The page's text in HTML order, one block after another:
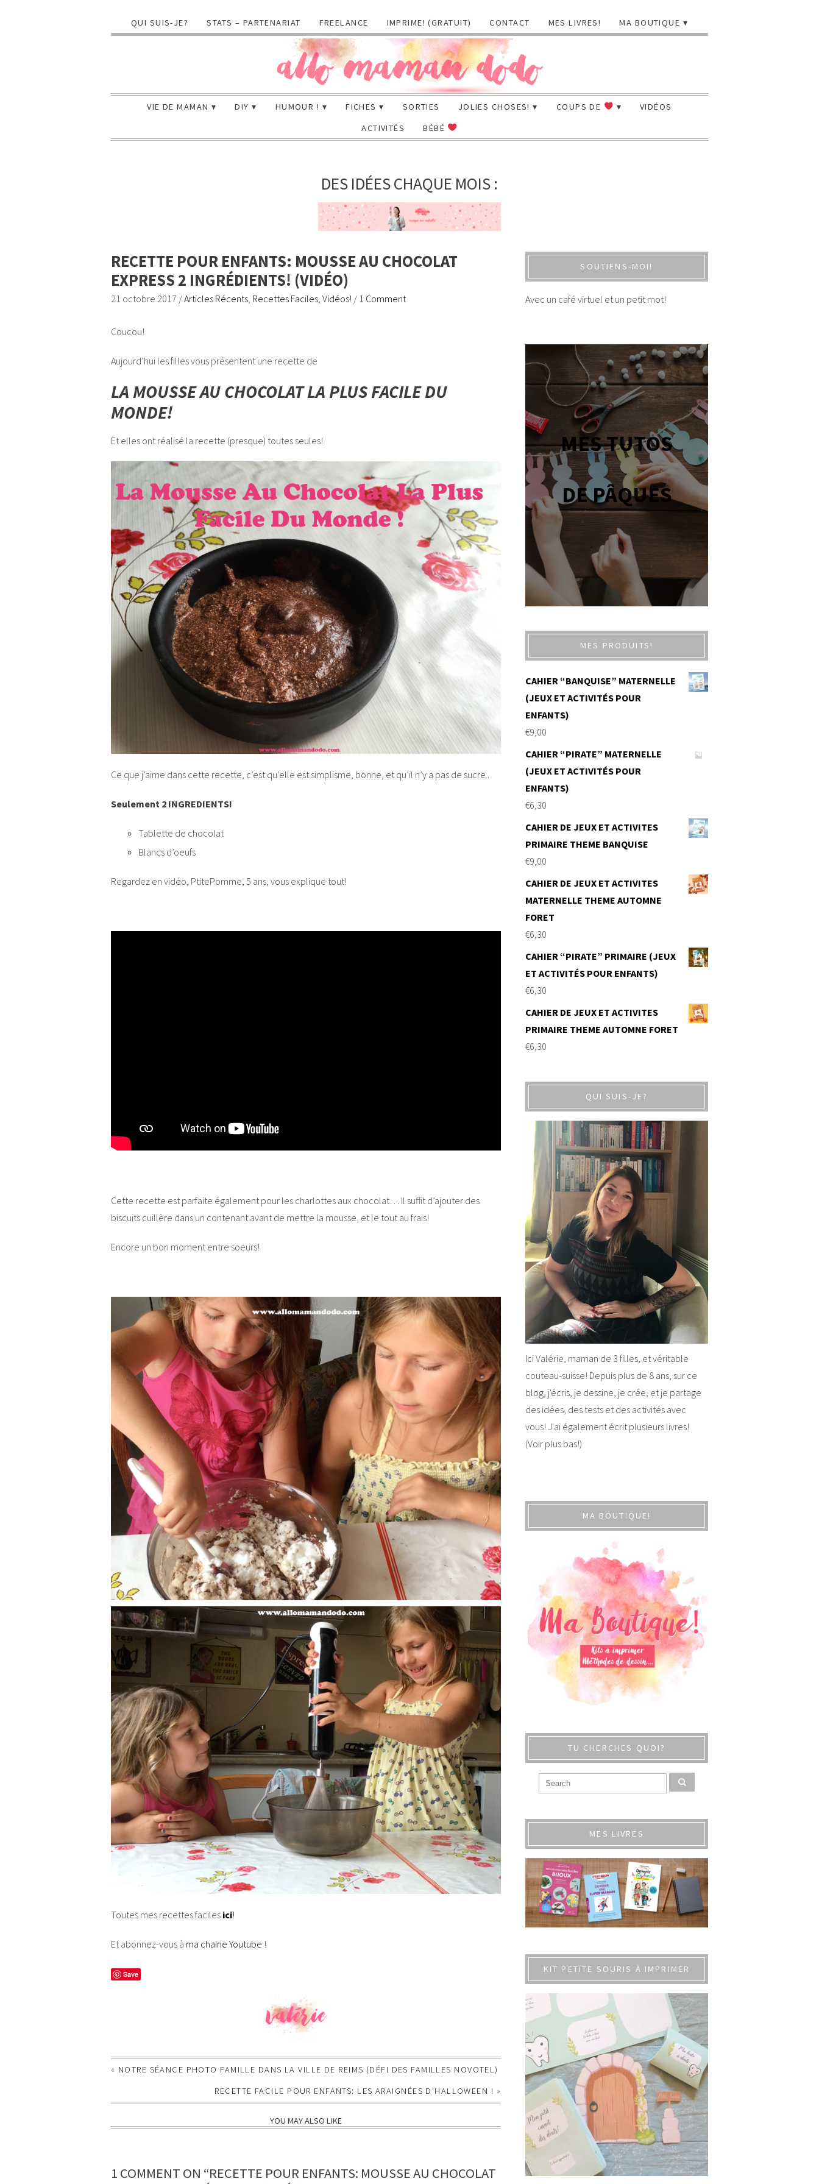
QUI SUIS-JE? STATS – PARTENARIAT FREELANCE IMPRIME! (GRATUIT) CONTACT MES LIVRES! MA BOUTIQUE
VIE DE MAMAN DIY HUMOUR ! FICHES SORTIES JOLIES CHOSES! COUPS DE
VIDÉOS
ACTIVITÉS
BÉBÉ
DES IDÉES CHAQUE MOIS :
RECETTE POUR ENFANTS: MOUSSE AU CHOCOLAT
EXPRESS 2 INGRÉDIENTS! (VIDÉO)
21 octobre 2017 /Articles Récents Recettes Faciles Vidéos! / 1 Comment
Coucou!
Aujourd’hui les filles vous présentent une recette de
LA MOUSSE AU CHOCOLAT LA PLUS FACILE DU
MONDE!
Et elles ont réalisé la recette (presque) toutes seules!
Ce que j’aime dans cette recette, c’est qu’elle est simplisme, bonne, et qu’il n’y a pas de sucre..
Seulement 2 INGREDIENTS!
Tablette de chocolat
Blancs d’oeufs
Regardez en vidéo, PtitePomme, 5 ans, vous explique tout!
Cette recette est parfaite également pour les charlottes aux chocolat… Il suffit d’ajouter des
biscuits cuillère dans un contenant avant de mettre la mousse, et le tout au frais!
Encore un bon moment entre soeurs!
Toutes mes recettes faciles ici!
Et abonnez-vous à ma chaine Youtube !
Save
« NOTRE SÉANCE PHOTO FAMILLE DANS LA VILLE DE REIMS (DÉFI DES FAMILLES NOVOTEL)
RECETTE FACILE POUR ENFANTS: LES ARAIGNÉES D’HALLOWEEN ! »
YOU MAY ALSO LIKE
1 COMMENT ON “RECETTE POUR ENFANTS: MOUSSE AU CHOCOLAT
SOUTIENS-MOI!
Avec un café virtuel et un petit mot!
MES TUTOS
DE PÂQUES
MES PRODUITS!
CAHIER “BANQUISE” MATERNELLE
(JEUX ET ACTIVITÉS POUR
ENFANTS)
€9,00
CAHIER “PIRATE” MATERNELLE
(JEUX ET ACTIVITÉS POUR
ENFANTS)
€6,30
CAHIER DE JEUX ET ACTIVITES
PRIMAIRE THEME BANQUISE
€9,00
CAHIER DE JEUX ET ACTIVITES
MATERNELLE THEME AUTOMNE
FORET
€6,30
CAHIER “PIRATE” PRIMAIRE (JEUX
ET ACTIVITÉS POUR ENFANTS)
€6,30
CAHIER DE JEUX ET ACTIVITES
PRIMAIRE THEME AUTOMNE FORET
€6,30
QUI SUIS-JE?
Ici Valérie, maman de 3 filles, et véritable
couteau-suisse! Depuis plus de 8 ans, sur ce
blog, j'écris, je dessine, je crée, et je partage
des idées, des tests et des activités avec
vous! J'ai également écrit plusieurs livres!
(Voir plus bas!)
MA BOUTIQUE!
TU CHERCHES QUOI?
MES LIVRES
KIT PETITE SOURIS À IMPRIMER